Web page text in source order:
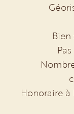
Honoraire